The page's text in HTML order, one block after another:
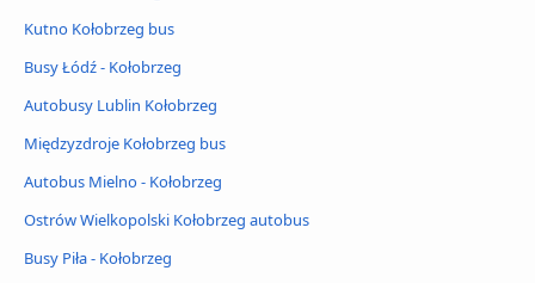
Kutno Kołobrzeg bus
Busy Łódź - Kołobrzeg
Autobusy Lublin Kołobrzeg
Międzyzdroje Kołobrzeg bus
Autobus Mielno - Kołobrzeg
Ostrów Wielkopolski Kołobrzeg autobus
Busy Piła - Kołobrzeg